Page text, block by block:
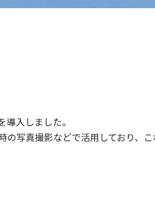
入しました。
の写真撮影などで活用しており、